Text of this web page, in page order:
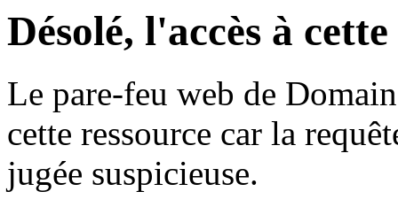
Désolé, l'accès à
Le pare-feu web de
cette ressource car la
jugée suspicieuse.